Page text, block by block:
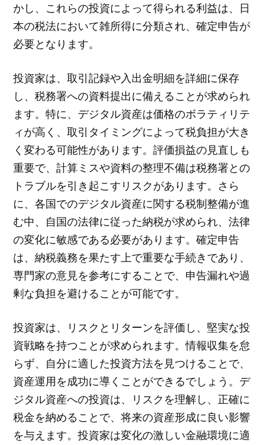
かし、これらの投資によって得られる利益は、日
本の税法において雑所得に分類され、確定申告が
必要となります。
投資家は、取引記録や入出金明細を詳細に保存
し、税務署への資料提出に備えることが求められ
ます。特に、デジタル資産は価格のボラティリテ
ィが高く、取引タイミングによって税負担が大き
く変わる可能性があります。評価損益の見直しも
重要で、計算ミスや資料の整理不備は税務署との
トラブルを引き起こすリスクがあります。さら
に、各国でのデジタル資産に関する税制整備が進
む中、自国の法律に従った納税が求められ、法律
の変化に敏感である必要があります。確定申告
は、納税義務を果たす上で重要な手続きであり、
専門家の意見を参考にすることで、申告漏れや過
剰な負担を避けることが可能です。
投資家は、リスクとリターンを評価し、堅実な投
資戦略を持つことが求められます。情報収集を怠
らず、自分に適した投資方法を見つけることで、
資産運用を成功に導くことができるでしょう。デ
ジタル資産への投資は、リスクを理解し、正確に
税金を納めることで、将来の資産形成に良い影響
を与えます。投資家は変化の激しい金融環境に適